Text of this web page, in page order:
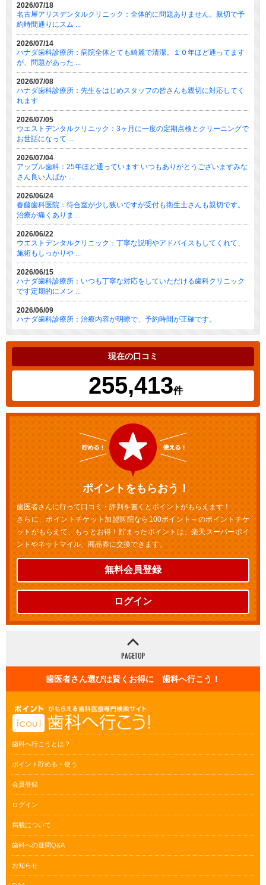
2026/07/18
名古屋アリスデンタルクリニック：全体的に問題ありません。親切で予
約時間通りにスム ...
2026/07/14
ハナダ歯科診療所：病院全体とても綺麗で清潔。１０年ほど通ってます
が、問題があった ...
2026/07/08
ハナダ歯科診療所：先生をはじめスタッフの皆さんも親切に対応してく
れます
2026/07/05
ウエストデンタルクリニック：3ヶ月に一度の定期点検とクリーニングで
お世話になって ...
2026/07/04
アップル歯科：25年ほど通っています いつもありがとうございますみな
さん良い人ばか ...
2026/06/24
春藤歯科医院：待合室が少し狭いですが受付も衛生士さんも親切です。
治療が痛くありま ...
2026/06/22
ウエストデンタルクリニック：丁寧な説明やアドバイスもしてくれて、
施術もしっかりや ...
2026/06/15
ハナダ歯科診療所：いつも丁寧な対応をしていただける歯科クリニック
です定期的にメン ...
2026/06/09
ハナダ歯科診療所：治療内容が明瞭で、予約時間が正確です。
現在の口コミ
255,413件
ポイントをもらおう！
歯医者さんに行って口コミ・評判を書くとポイントがもらえます！
さらに、ポイントチケット加盟医院なら100ポイント～のポイントチケ
ットがもらえて、もっとお得！貯まったポイントは、楽天スーパーポイ
ントやネットマイル、商品券に交換できます。
無料会員登録
ログイン
歯医者さん選びは賢くお得に 歯科へ行こう！
歯科へ行こうとは？
ポイント貯める・使う
会員登録
ログイン
掲載について
歯科への疑問Q&A
お知らせ